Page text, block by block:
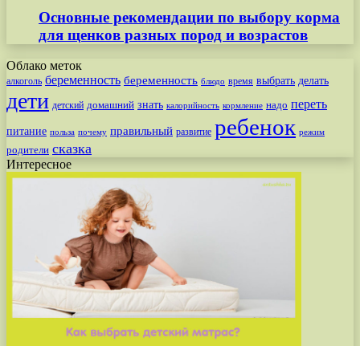
Основные рекомендации по выбору корма
для щенков разных пород и возрастов
Облако меток
алкоголь беременность беременность блюдо время выбрать делать
дети детский домашний знать калорийность кормление надо переть
питание польза почему правильный развитие ребенок режим
родители сказка
Интересное